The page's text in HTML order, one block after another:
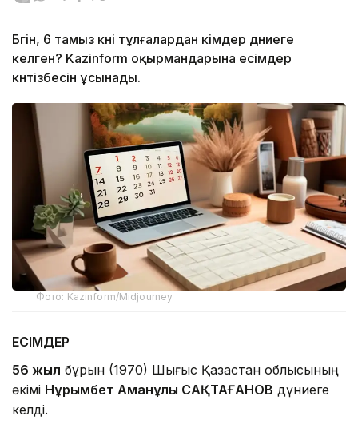
Бүгін, 6 тамыз күні тұлғалардан кімдер дүниеге
келген? Kazinform оқырмандарына есімдер
күнтізбесін ұсынады.
Фото: Kazinform/Midjourney
ЕСІМДЕР
56 жыл бұрын (1970) Шығыс Қазақстан облысының
әкімі Нұрымбет Аманұлы САҚТАҒАНОВ дүниеге
келді.